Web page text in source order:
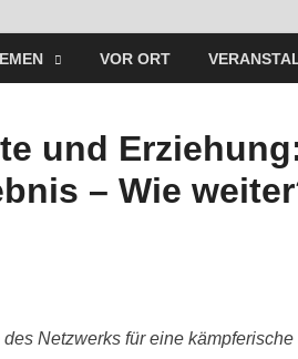
VOR ORT
und
– Wie
Netzwerks für eine